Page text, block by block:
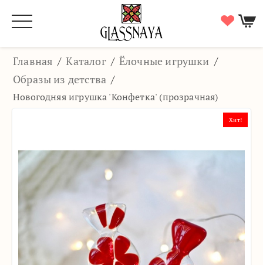
Главная / Каталог / Ёлочные игрушки /
Образы из детства /
Новогодняя игрушка 'Конфетка' (прозрачная)
Хит!